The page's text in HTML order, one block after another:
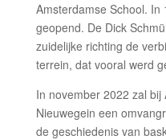
Amsterdamse School. In
geopend. De Dick
zuidelijke richting de
terrein, dat vooral werd
In november 2022 zal bij
Nieuwegein een
de geschiedenis van